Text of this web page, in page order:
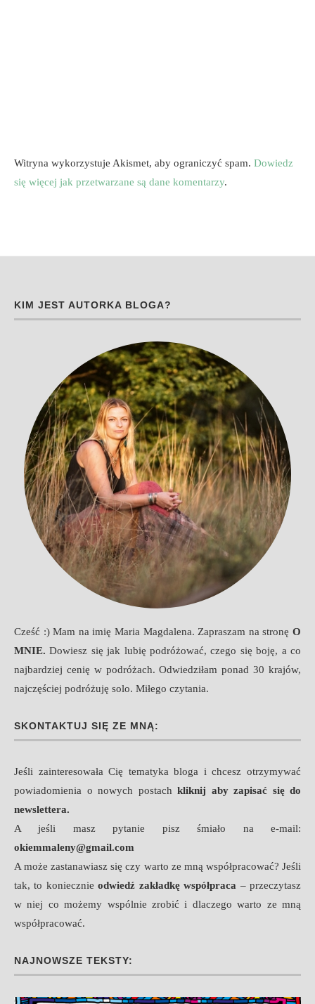
Witryna wykorzystuje Akismet, aby ograniczyć spam. Dowiedz
się więcej jak przetwarzane są dane komentarzy.
KIM JEST AUTORKA BLOGA?
Cześć :) Mam na imię Maria Magdalena. Zapraszam na stronę O
MNIE.Dowiesz się jak lubię podróżować, czego się boję, a co
najbardziej cenię w podróżach. Odwiedziłam ponad 30 krajów,
najczęściej podróżuję solo. Miłego czytania.
SKONTAKTUJ SIĘ ZE MNĄ:
Jeśli zainteresowała Cię tematyka bloga i chcesz otrzymywać
powiadomienia o nowych postach kliknij aby zapisać się do
newslettera.
A jeśli masz pytanie pisz śmiało na e-mail:
okiemmaleny@gmail.com
A może zastanawiasz się czy warto ze mną współpracować? Jeśli
tak, to koniecznieodwiedź zakładkę współpraca – przeczytasz
w niej co możemy wspólnie zrobić i dlaczego warto ze mną
współpracować.
NAJNOWSZE TEKSTY: